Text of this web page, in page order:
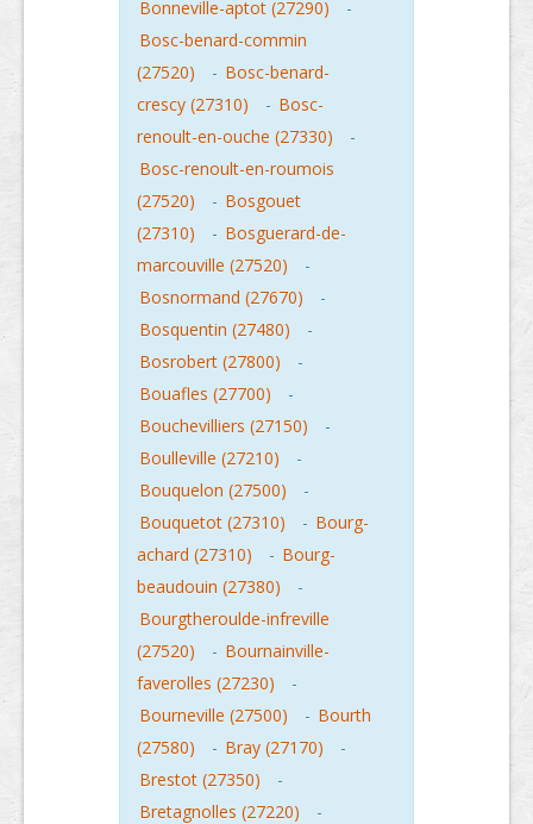
Bonneville-aptot (27290)
-
Bosc-benard-commin
(27520)
- Bosc-benard-
crescy (27310)
- Bosc-
renoult-en-ouche (27330)
-
Bosc-renoult-en-roumois
(27520)
- Bosgouet
(27310)
- Bosguerard-de-
marcouville (27520)
-
Bosnormand (27670)
-
Bosquentin (27480)
-
Bosrobert (27800)
-
Bouafles (27700)
-
Bouchevilliers (27150)
-
Boulleville (27210)
-
Bouquelon (27500)
-
Bouquetot (27310)
- Bourg-
achard (27310)
- Bourg-
beaudouin (27380)
-
Bourgtheroulde-infreville
(27520)
- Bournainville-
faverolles (27230)
-
Bourneville (27500)
- Bourth
(27580)
- Bray (27170)
-
Brestot (27350)
-
Bretagnolles (27220)
-